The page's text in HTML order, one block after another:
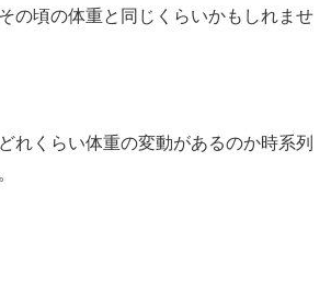
の頃の体重と同じくらいかもしれませ
れくらい体重の変動があるのか時系列